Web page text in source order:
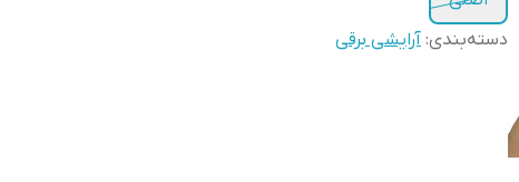
دسته‌بندی: آرایشی برقی